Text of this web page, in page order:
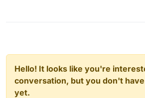
Hello! It looks like you're
conversation, but you don't
yet.